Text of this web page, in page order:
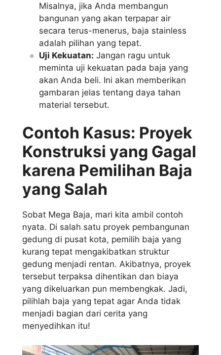
Misalnya, jika Anda membangun
bangunan yang akan terpapar air
secara terus-menerus, baja stainless
adalah pilihan yang tepat.
Uji Kekuatan: Jangan ragu untuk
meminta uji kekuatan pada baja yang
akan Anda beli. Ini akan memberikan
gambaran jelas tentang daya tahan
material tersebut.
Contoh Kasus: Proyek
Konstruksi yang Gagal
karena Pemilihan Baja
yang Salah
Sobat Mega Baja, mari kita ambil contoh
nyata. Di salah satu proyek pembangunan
gedung di pusat kota, pemilih baja yang
kurang tepat mengakibatkan struktur
gedung menjadi rentan. Akibatnya, proyek
tersebut terpaksa dihentikan dan biaya
yang dikeluarkan pun membengkak. Jadi,
pilihlah baja yang tepat agar Anda tidak
menjadi bagian dari cerita yang
menyedihkan itu!